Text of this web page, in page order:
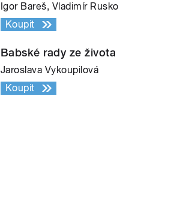
Igor Bareš, Vladimír Rusko
Koupit
Babské rady ze života
Jaroslava Vykoupilová
Koupit